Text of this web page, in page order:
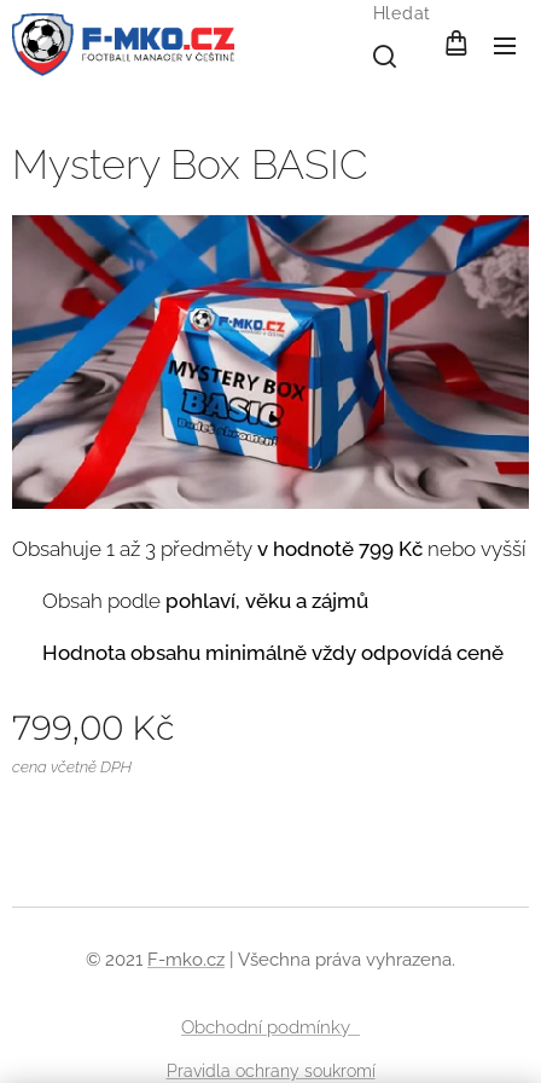
Hledat
Mystery Box BASIC
Obsahuje 1 až 3 předměty v hodnotě 799 Kč nebo vyšší
Obsah podle pohlaví, věku a zájmů
✅ Hodnota obsahu minimálně vždy odpovídá ceně
799,00 Kč
cena včetně DPH
© 2021 F-mko.cz | Všechna práva vyhrazena.
Obchodní podmínky
Pravidla ochrany soukromí